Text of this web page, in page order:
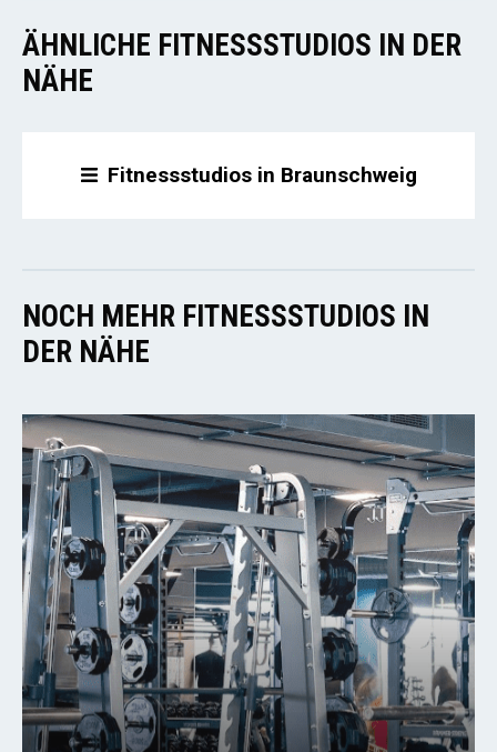
ÄHNLICHE FITNESSSTUDIOS IN DER
NÄHE
Fitnessstudios in Braunschweig
NOCH MEHR FITNESSSTUDIOS IN
DER NÄHE